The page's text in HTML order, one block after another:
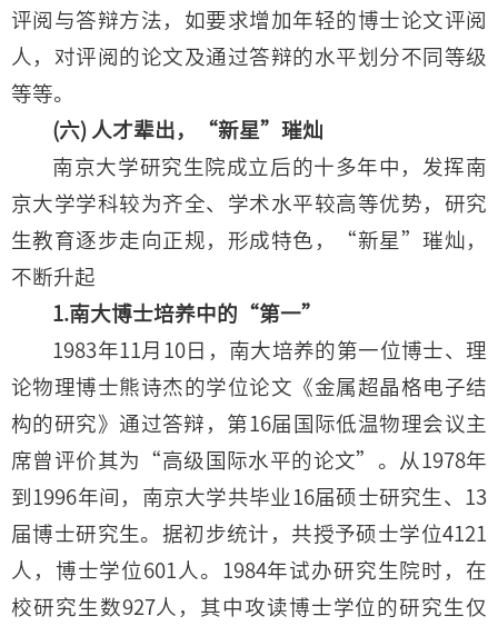
评阅与答辩方法，如要求增加年轻的博士论文评阅
人，对评阅的论文及通过答辩的水平划分不同等级
等等。
(六) 人才辈出，“新星”璀灿
南京大学研究生院成立后的十多年中，发挥南
京大学学科较为齐全、学术水平较高等优势，研究
生教育逐步走向正规，形成特色，“新星”璀灿，
不断升起
1.南大博士培养中的“第一”
1983年11月10日，南大培养的第一位博士、理
论物理博士熊诗杰的学位论文《金属超晶格电子结
构的研究》通过答辩，第16届国际低温物理会议主
席曾评价其为“高级国际水平的论文”。从1978年
到1996年间，南京大学共毕业16届硕士研究生、13
届博士研究生。据初步统计，共授予硕士学位4121
人，博士学位601人。1984年试办研究生院时，在
校研究生数927人，其中攻读博士学位的研究生仅